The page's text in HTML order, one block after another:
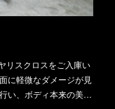
リスクロスをご入庫い
に軽微なダメージが見
い、ボディ本来の美…